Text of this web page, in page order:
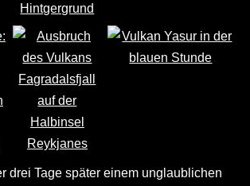
drei Tage später einem unglaublichen